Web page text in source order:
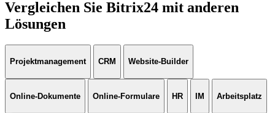
Vergleichen Sie Bitrix24 mit anderen
Lösungen
Projektmanagement CRM Website-Builder
Online-Dokumente Online-Formulare HR IM Arbeitsplatz